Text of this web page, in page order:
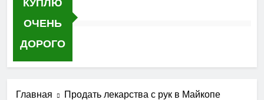
КУПЛЮ
ОЧЕНЬ
ДОРОГО
Главная Продать лекарства с рук в Майкопе